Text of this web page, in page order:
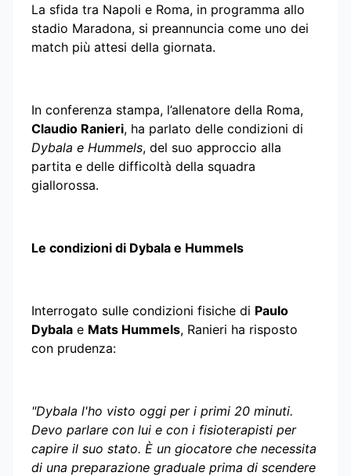
La sfida tra Napoli e Roma, in programma allo
stadio Maradona, si preannuncia come uno dei
match più attesi della giornata.
In conferenza stampa, l’allenatore della Roma,
Claudio Ranieri, ha parlato delle condizioni di
Dybala e Hummels, del suo approccio alla
partita e delle difficoltà della squadra
giallorossa.
Le condizioni di Dybala e Hummels
Interrogato sulle condizioni fisiche di Paulo
Dybala e Mats Hummels, Ranieri ha risposto
con prudenza:
"Dybala l'ho visto oggi per i primi 20 minuti.
Devo parlare con lui e con i fisioterapisti per
capire il suo stato. È un giocatore che necessita
di una preparazione graduale prima di scendere